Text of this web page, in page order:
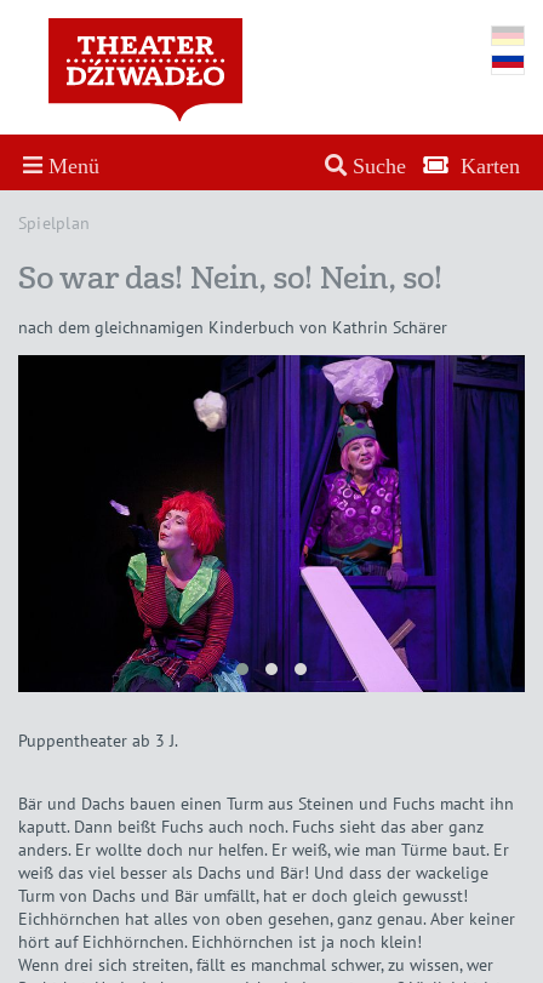
Menü Suche Karten
Spielplan
So war das! Nein, so! Nein, so!
nach dem gleichnamigen Kinderbuch von Kathrin Schärer
Puppentheater ab 3 J.
Bär und Dachs bauen einen Turm aus Steinen und Fuchs macht ihn
kaputt. Dann beißt Fuchs auch noch. Fuchs sieht das aber ganz
anders. Er wollte doch nur helfen. Er weiß, wie man Türme baut. Er
weiß das viel besser als Dachs und Bär! Und dass der wackelige
Turm von Dachs und Bär umfällt, hat er doch gleich gewusst!
Eichhörnchen hat alles von oben gesehen, ganz genau. Aber keiner
hört auf Eichhörnchen. Eichhörnchen ist ja noch klein!
Wenn drei sich streiten, fällt es manchmal schwer, zu wissen, wer